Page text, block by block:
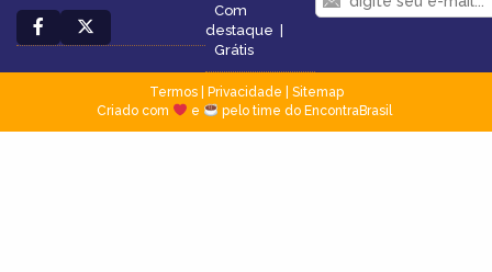
Com
destaque |
Grátis
Termos| Privacidade
Sitemap
Criado com
e pelo time do EncontraBrasil